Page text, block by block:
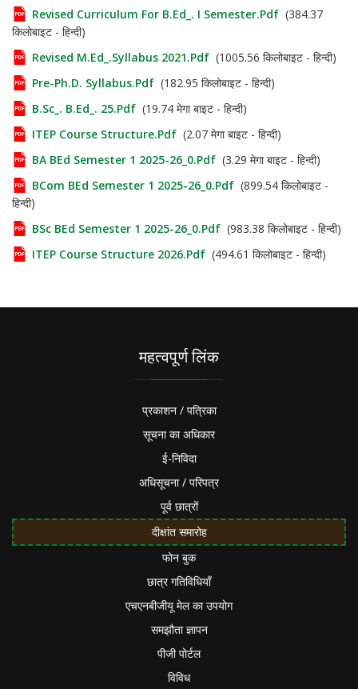
Revised Curriculum For B.Ed_. I Semester.pdf (384.37
किलोबाइट - हिन्दी)
Revised M.Ed_.Syllabus 2021.pdf (1005.56 किलोबाइट - हिन्दी)
Pre-Ph.D. Syllabus.pdf (182.95 किलोबाइट - हिन्दी)
B.Sc_. B.Ed_. 25.pdf (19.74 मेगा बाइट - हिन्दी)
ITEP Course Structure.pdf (2.07 मेगा बाइट - हिन्दी)
BA BEd Semester 1 2025-26_0.pdf (3.29 मेगा बाइट - हिन्दी)
BCom BEd Semester 1 2025-26_0.pdf (899.54 किलोबाइट -
हिन्दी)
BSc BEd Semester 1 2025-26_0.pdf (983.38 किलोबाइट - हिन्दी)
ITEP Course Structure 2026.pdf (494.61 किलोबाइट - हिन्दी)
महत्वपूर्ण लिंक
प्रकाशन / पत्रिका
सूचना का अधिकार
ई-निविदा
अधिसूचना / परिपत्र
पूर्व छात्रों
दीक्षांत समारोह
फोन बुक
छात्र गतिविधियाँ
एचएनबीजीयू मेल का उपयोग
समझौता ज्ञापन
पीजी पोर्टल
विविध